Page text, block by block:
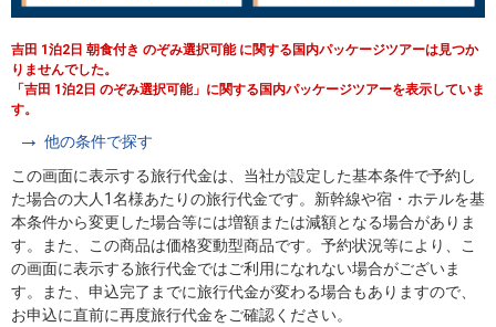
吉田 1泊2日 朝食付き のぞみ選択可能 に関する国内パッケージツアーは見つか
りませんでした。
「吉田 1泊2日 のぞみ選択可能」に関する国内パッケージツアーを表示していま
す。
他の条件で探す
この画面に表示する旅行代金は、当社が設定した基本条件で予約し
た場合の大人1名様あたりの旅行代金です。新幹線や宿・ホテルを基
本条件から変更した場合等には増額または減額となる場合がありま
す。また、この商品は価格変動型商品です。予約状況等により、こ
の画面に表示する旅行代金ではご利用になれない場合がございま
す。また、申込完了までに旅行代金が変わる場合もありますので、
お申込に直前に再度旅行代金をご確認ください。